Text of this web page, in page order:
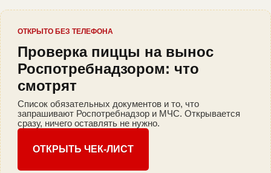
ОТКРЫТО БЕЗ ТЕЛЕФОНА
Проверка пиццы на вынос
Роспотребнадзором: что
смотрят
Список обязательных документов и то, что
запрашивают Роспотребнадзор и МЧС. Открывается
сразу, ничего оставлять не нужно.
ОТКРЫТЬ ЧЕК-ЛИСТ